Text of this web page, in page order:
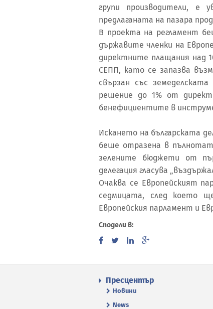
групи производители,
предлаганата на пазара
В проекта на регламент
държавите членки на
директните плащания над
СЕПП, като се запазва
свързан със
решение до 1% от
бенефициентите в
Искането на българската
беше отразена в
зелените бюджети от
делегация гласува
Очаква се Европейският
седмицата, след което
Европейския парламент и
Сподели в:
Пресцентър
Новини
News